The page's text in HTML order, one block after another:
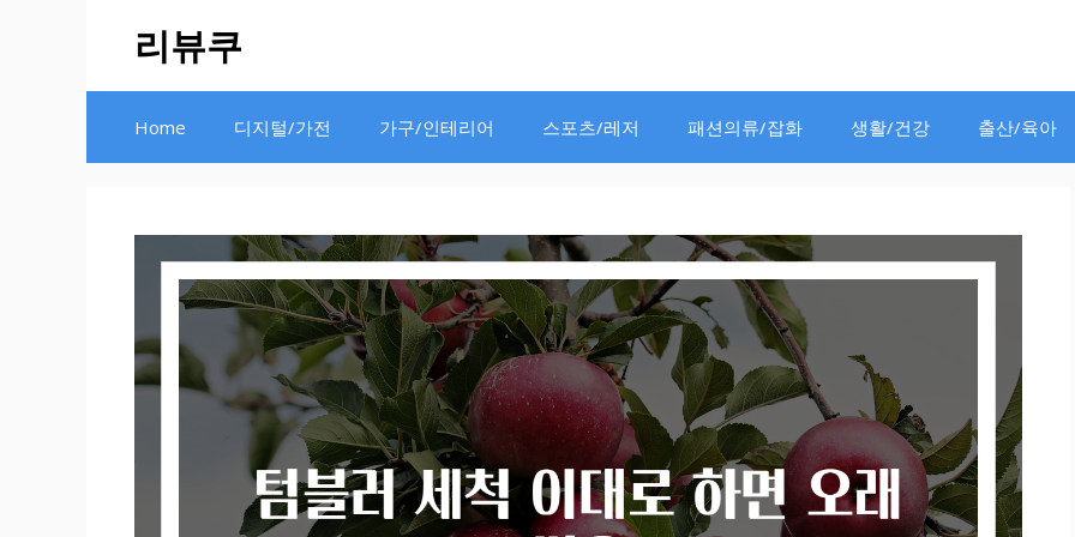
리뷰쿠
Home 디지털/가전 가구/인테리어 스포츠/레저 패션의류/잡화 생활/건강 출산/육아